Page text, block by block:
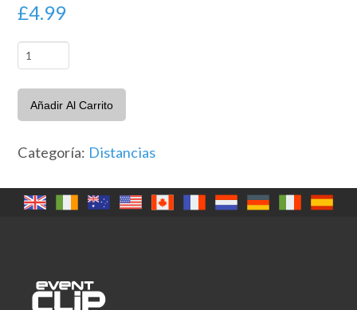
£4.99
13.1
cantidad
Añadir Al Carrito
Categoría: Distancias